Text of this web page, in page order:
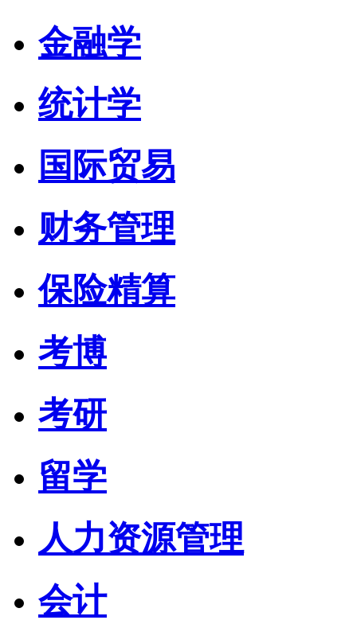
金融学
统计学
国际贸易
财务管理
保险精算
考博
考研
留学
人力资源管理
会计